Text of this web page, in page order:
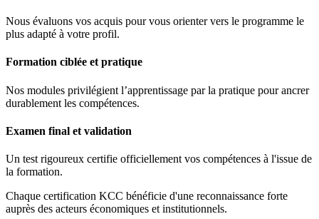
Nous évaluons vos acquis pour vous orienter vers le programme le
plus adapté à votre profil.
Formation ciblée et pratique
Nos modules privilégient l’apprentissage par la pratique pour ancrer
durablement les compétences.
Examen final et validation
Un test rigoureux certifie officiellement vos compétences à l'issue de
la formation.
Chaque certification KCC bénéficie d'une reconnaissance forte
auprès des acteurs économiques et institutionnels.